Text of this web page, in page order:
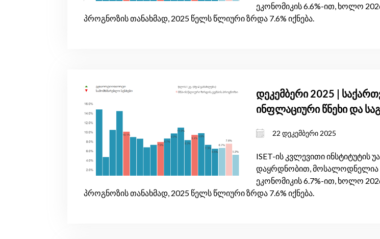
ეკონომიკის 6.6%-ით, ხოლო
პროგნოზის თანახმად, 2025 წელს წლიური ზრდა 7.6% იქნება.
დეკემბერი 2025 |
ინფლაციური წნეხი და
22 დეკემბერი 2025
ISET-ის კვლევითი ინსტიტუტის
დაყრდნობით, მოსალოდნელია
ეკონომიკის 6.7%-ით, ხოლო
პროგნოზის თანახმად, 2025 წელს წლიური ზრდა 7.6% იქნება.